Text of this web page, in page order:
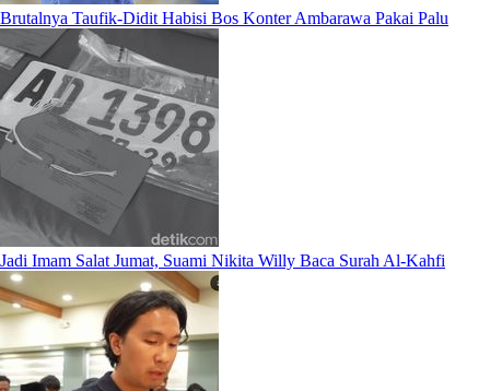
Brutalnya Taufik-Didit Habisi Bos Konter Ambarawa Pakai Palu
Jadi Imam Salat Jumat, Suami Nikita Willy Baca Surah Al-Kahfi